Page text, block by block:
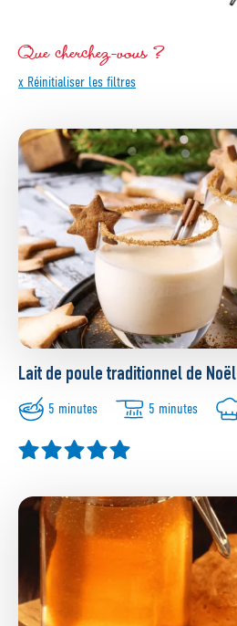
Que cherchez-vous ?
x Réinitialiser les filtres
Lait de poule traditionnel de Noël
5 minutes 5 minutes